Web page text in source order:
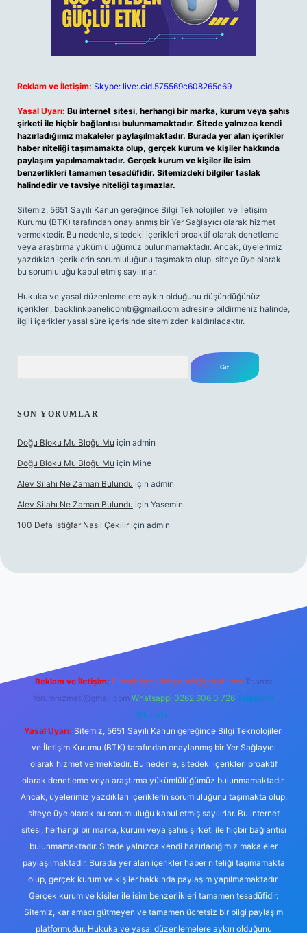
Reklam ve İletişim: Skype: live:.cid.575569c608265c69
Yasal Uyarı: Bu internet sitesi, herhangi bir marka, kurum veya şahıs
şirketi ile hiçbir bağlantısı bulunmamaktadır. Sitede yalnızca kendi
hazırladığımız makaleler paylaşılmaktadır. Burada yer alan içerikler
haber niteliği taşımamakta olup, gerçek kurum ve kişiler hakkında
paylaşım yapılmamaktadır. Gerçek kurum ve kişiler ile isim
benzerlikleri tamamen tesadüfidir. Sitemizdeki bilgiler taslak
halindedir ve tavsiye niteliği taşımazlar.
Sitemiz, 5651 Sayılı Kanun gereğince Bilgi Teknolojileri ve İletişim
Kurumu (BTK) tarafından onaylanmış bir Yer Sağlayıcı olarak hizmet
vermektedir. Bu nedenle, sitedeki içerikleri proaktif olarak denetleme
veya araştırma yükümlülüğümüz bulunmamaktadır. Ancak, üyelerimiz
yazdıkları içeriklerin sorumluluğunu taşımakta olup, siteye üye olarak
bu sorumluluğu kabul etmiş sayılırlar.
Hukuka ve yasal düzenlemelere aykırı olduğunu düşündüğünüz
içerikleri, backlinkpanelicomtr@gmail.com adresine bildirmeniz halinde,
ilgili içerikler yasal süre içerisinde sitemizden kaldırılacaktır.
SON YORUMLAR
Doğu Bloku Mu Bloğu Mu için admin
Doğu Bloku Mu Bloğu Mu için Mine
Alev Silahı Ne Zaman Bulundu için admin
Alev Silahı Ne Zaman Bulundu için Yasemin
100 Defa Istiğfar Nasıl Çekilir için admin
Reklam ve İletişim: E-mail: backlinkpaneli@gmail.com Teams:
forumhizmeti@gmail.com Whatsapp: 0262 606 0 726 Telegram:
@karabul
Yasal Uyarı: Sitemiz, 5651 Sayılı Kanun gereğince Bilgi Teknolojileri
ve İletişim Kurumu (BTK) tarafından onaylanmış bir Yer Sağlayıcı
olarak hizmet vermektedir. Bu nedenle, sitedeki içerikleri proaktif
olarak denetleme veya araştırma yükümlülüğümüz bulunmamaktadır.
Ancak, üyelerimiz yazdıkları içeriklerin sorumluluğunu taşımakta olup,
siteye üye olarak bu sorumluluğu kabul etmiş sayılırlar. Bu internet
sitesi, herhangi bir marka, kurum veya şahıs şirketi ile hiçbir bağlantısı
bulunmamaktadır. Sitede yalnızca kendi hazırladığımız makaleler
paylaşılmaktadır. Burada yer alan içerikler haber niteliği taşımamakta
olup, gerçek kurum ve kişiler hakkında paylaşım yapılmamaktadır.
Gerçek kurum ve kişiler ile isim benzerlikleri tamamen tesadüfidir.
Sitemiz, kar amacı gütmeyen ve tamamen ücretsiz bir bilgi paylaşım
platformudur. Hukuka ve yasal düzenlemelere aykırı olduğunu